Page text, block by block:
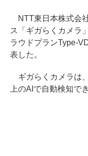
NTT東日本株式会
ス「ギガらくカメラ
ラウドプランType-
表した。
ギガらくカメラは
上のAIで自動検知で